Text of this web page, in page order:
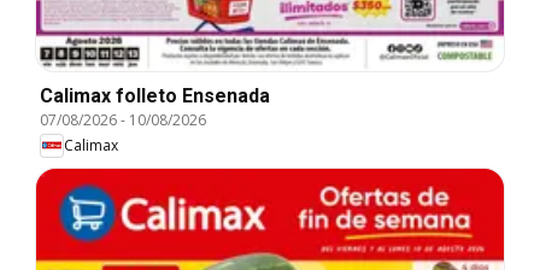
Calimax folleto Ensenada
07/08/2026- 10/08/2026
Calimax